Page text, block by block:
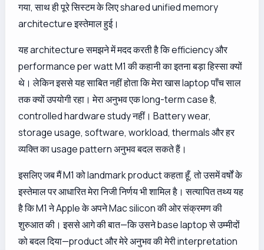
गया, साथ ही पूरे सिस्टम के लिए shared unified memory
architecture इस्तेमाल हुई।
यह architecture समझने में मदद करती है कि efficiency और
performance per watt M1 की कहानी का इतना बड़ा हिस्सा क्यों
थे। लेकिन इससे यह साबित नहीं होता कि मेरा खास laptop पाँच साल
तक क्यों उपयोगी रहा। मेरा अनुभव एक long-term case है,
controlled hardware study नहीं। Battery wear,
storage usage, software, workload, thermals और हर
व्यक्ति का usage pattern अनुभव बदल सकते हैं।
इसलिए जब मैं M1 को landmark product कहता हूँ, तो उसमें वर्षों के
इस्तेमाल पर आधारित मेरा निजी निर्णय भी शामिल है। सत्यापित तथ्य यह
है कि M1 ने Apple के अपने Mac silicon की ओर संक्रमण की
शुरुआत की। इससे आगे की बात—कि उसने base laptop से उम्मीदों
को बदल दिया—product और मेरे अनुभव की मेरी interpretation